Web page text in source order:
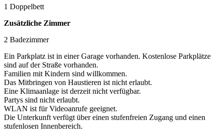
1 Doppelbett
Zusätzliche Zimmer
2 Badezimmer
Ein Parkplatz ist in einer Garage vorhanden. Kostenlose Parkplätze
sind auf der Straße vorhanden.
Familien mit Kindern sind willkommen.
Das Mitbringen von Haustieren ist nicht erlaubt.
Eine Klimaanlage ist derzeit nicht verfügbar.
Partys sind nicht erlaubt.
WLAN ist für Videoanrufe geeignet.
Die Unterkunft verfügt über einen stufenfreien Zugang und einen
stufenlosen Innenbereich.